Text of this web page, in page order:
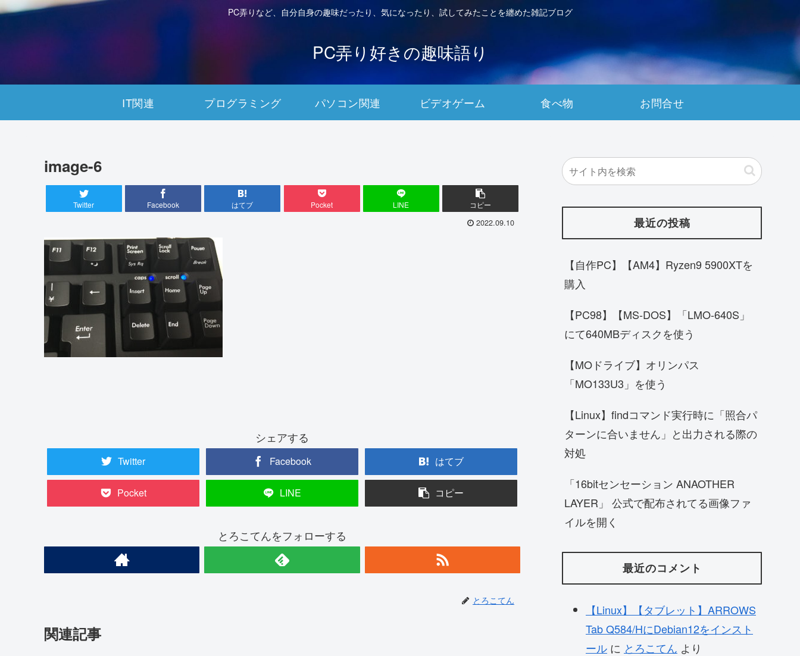
PC弄りなど、自分自身の趣味だったり、気になったり、試してみたことを纏めた雑記ブログ
PC弄り好きの趣味語り
IT関連 プログラミング パソコン関連 ビデオゲーム 食べ物 お問合せ
image-6
Twitter Facebook はてブ Pocket LINE コピー
2022.09.10
シェアする
Twitter Facebook はてブ
Pocket LINE コピー
とろこてんをフォローする
とろこてん
関連記事
最近の投稿
【自作PC】【AM4】Ryzen9 5900XTを
購入
【PC98】【MS-DOS】「LMO-640S」
にて640MBディスクを使う
【MOドライブ】オリンパス
「MO133U3」を使う
【Linux】findコマンド実行時に「照合パ
ターンに合いません」と出力される際の
対処
「16bitセンセーション ANAOTHER
LAYER」 公式で配布されてる画像ファ
イルを開く
最近のコメント
【Linux】【タブレット】ARROWS
Tab Q584/HにDebian12をインスト
ール に とろこてん より